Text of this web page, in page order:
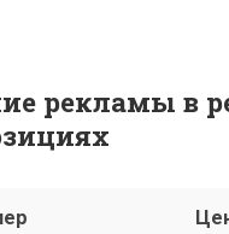
рекламы в